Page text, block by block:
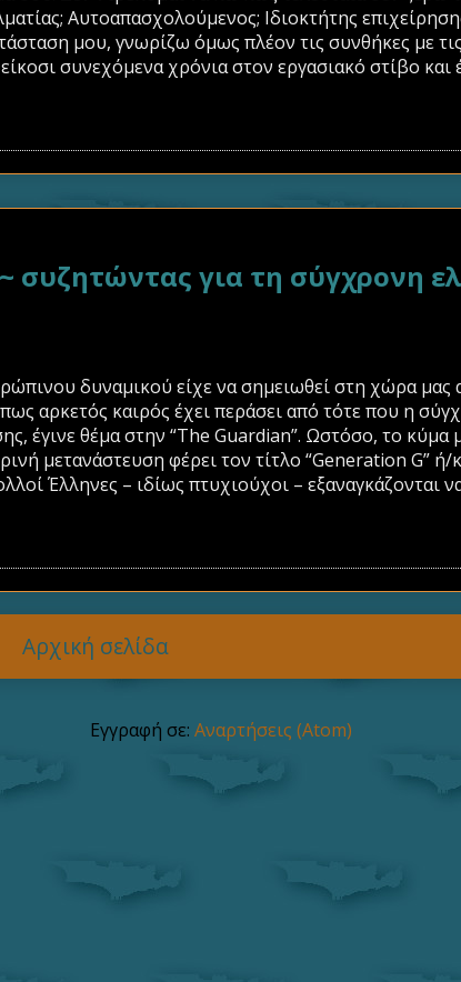
Αυτοαπασχολούμενος; Ιδιοκτήτης
μου, γνωρίζω όμως πλέον τις συνθήκες με
συνεχόμενα χρόνια στον εργασιακό στίβο
συζητώντας για τη σύγχρονη
δυναμικού είχε να σημειωθεί στη χώρα μας
αρκετός καιρός έχει περάσει από τότε που η
έγινε θέμα στην “The Guardian”. Ωστόσο, το κύμα
μετανάστευση φέρει τον τίτλο “Generation G” ή/
Έλληνες – ιδίως πτυχιούχοι – εξαναγκάζονται
Αρχική σελίδα
Εγγραφή σε: Αναρτήσεις (Atom)